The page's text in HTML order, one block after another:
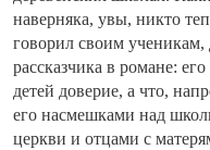
наверняка, увы, никто
говорил своим
рассказчика в романе:
детей доверие, а что,
его насмешками над
церкви и отцами с